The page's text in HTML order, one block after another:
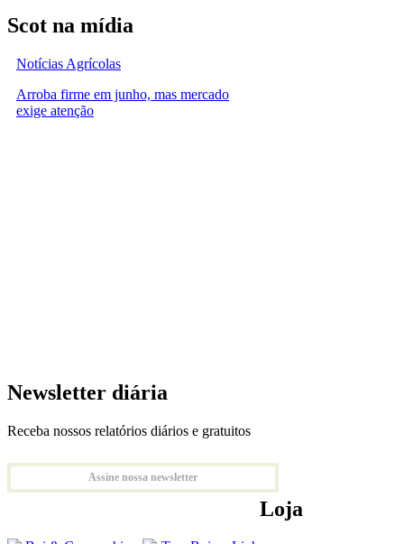
Scot na mídia
Notícias Agrícolas
Arroba firme em junho, mas mercado
exige atenção
Newsletter diária
Receba nossos relatórios diários e gratuitos
Assine nossa newsletter
Loja